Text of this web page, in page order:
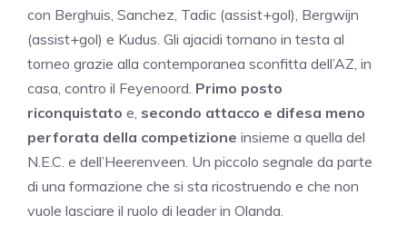
con Berghuis, Sanchez, Tadic (assist+gol), Bergwijn
(assist+gol) e Kudus. Gli ajacidi tornano in testa al
torneo grazie alla contemporanea sconfitta dell’AZ, in
casa, contro il Feyenoord. Primo posto
riconquistato e, secondo attacco e difesa meno
perforata della competizione insieme a quella del
N.E.C. e dell’Heerenveen. Un piccolo segnale da parte
di una formazione che si sta ricostruendo e che non
vuole lasciare il ruolo di leader in Olanda.